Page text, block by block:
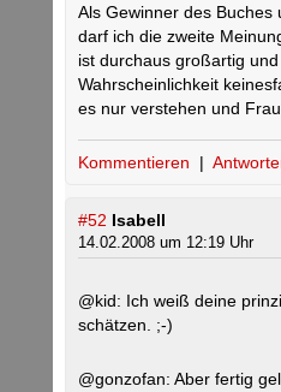
Als Gewinner des Buches
darf ich die zweite
ist durchaus großartig
Wahrscheinlichkeit
es nur verstehen und
Kommentieren |
#52 Isabell
14.02.2008 um 12:19 Uhr
@kid: Ich weiß deine
schätzen. ;-)
@gonzofan: Aber fertig